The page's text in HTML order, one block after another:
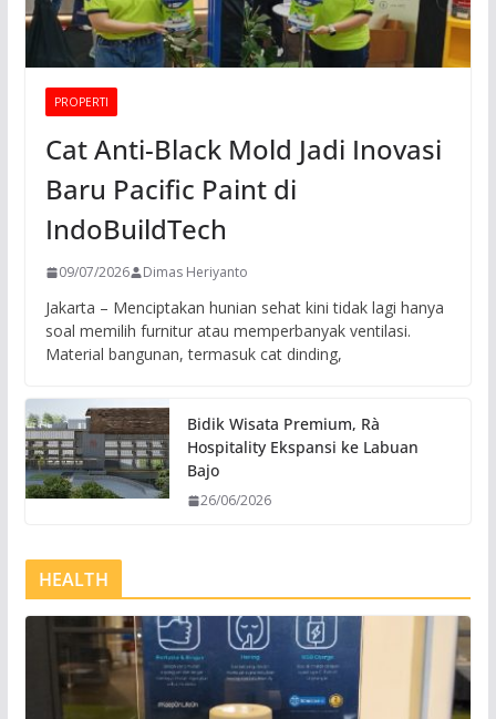
PROPERTI
Cat Anti-Black Mold Jadi Inovasi
Baru Pacific Paint di
IndoBuildTech
09/07/2026 Dimas Heriyanto
Jakarta – Menciptakan hunian sehat kini tidak lagi hanya
soal memilih furnitur atau memperbanyak ventilasi.
Material bangunan, termasuk cat dinding,
Bidik Wisata Premium, Rà
Hospitality Ekspansi ke Labuan
Bajo
26/06/2026
HEALTH